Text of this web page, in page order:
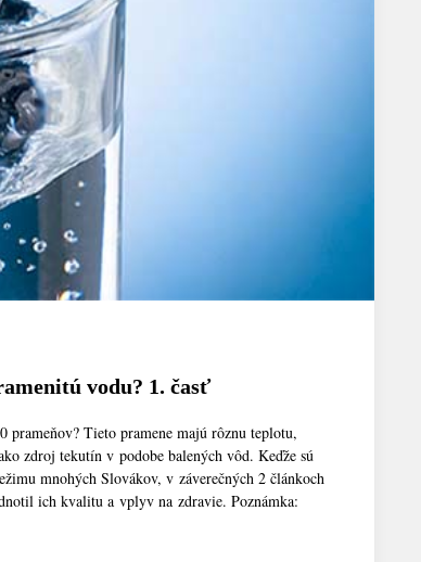
vodu? 1. časť
prameňov? Tieto pramene majú rôznu teplotu,
zdroj tekutín v podobe balených vôd. Keďže sú
mnohých Slovákov, v záverečných 2 článkoch
ich kvalitu a vplyv na zdravie. Poznámka: